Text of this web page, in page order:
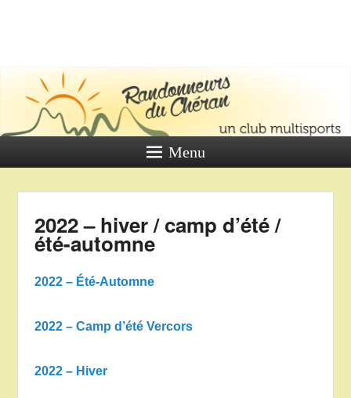
DU
Un club multi sports
Menu
2022 – hiver / camp d’été /
été-automne
2022 – Été-Automne
2022 – Camp d’été Vercors
2022 – Hiver